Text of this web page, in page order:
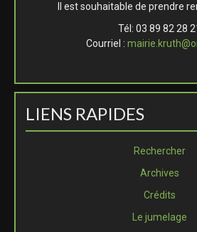
Il est souhaitable de prendre
Tél: 03 89 82 28
Courriel :
LIENS RAPIDES
Rechercher
Archives
Crédits
Le jumelage